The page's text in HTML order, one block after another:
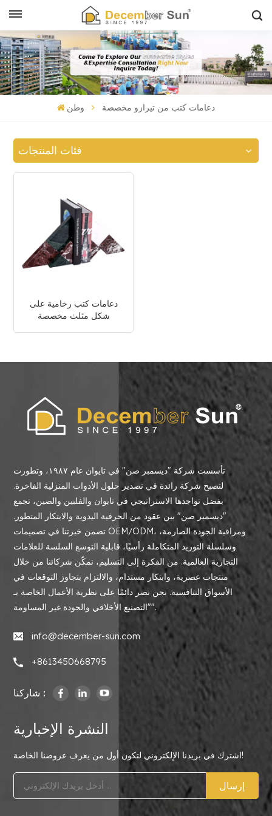
وطن دعامات كتب من تيرازو مخصصة
فئات المنتجات
دعامات كتب رخامية على
شكل مثلث مخصصة
تأسست شركة "ديسمبر صن" في تايوان عام ١٩٨٧، وتطورت
لتصبح شركة رائدة في تصدير حلول الأدوات المنزلية الفاخرة.
بفضل تواجدها الاستراتيجي في تايوان والفلبين والصين، تجمع
"ديسمبر صن" بين عقود من الحرفية اليدوية والابتكار المتطور.
تضمن خبرتنا في تصميمات OEM/ODM، ومراقبة الجودة الصارمة،
وسلسلة التوريد المتكاملة رأسيًا، قابلية التوسع السلسة للعلامات
التجارية العالمية. من الفكرة إلى التسليم، نمكّن شركائنا من خلال
منتجات عصرية، وابتكار مستدام، والالتزام بتجاوز التوقعات في
الأسواق التنافسية. نحن نصر دائمًا على نظرية الأعمال الخاصة بـ
"التصنيع الأخلاقي والجودة غير المساومة".
info@december-sun.com
+8613450668795
شاركنا :
النشرة الإخبارية
اشترك في بريدنا الإلكتروني لتكون أول من يعرف عروضنا الخاصة!
إرسال